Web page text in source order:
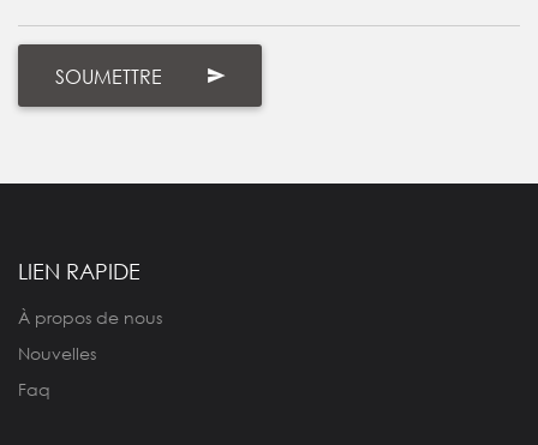
LIEN RAPIDE
À propos de nous
Nouvelles
Faq